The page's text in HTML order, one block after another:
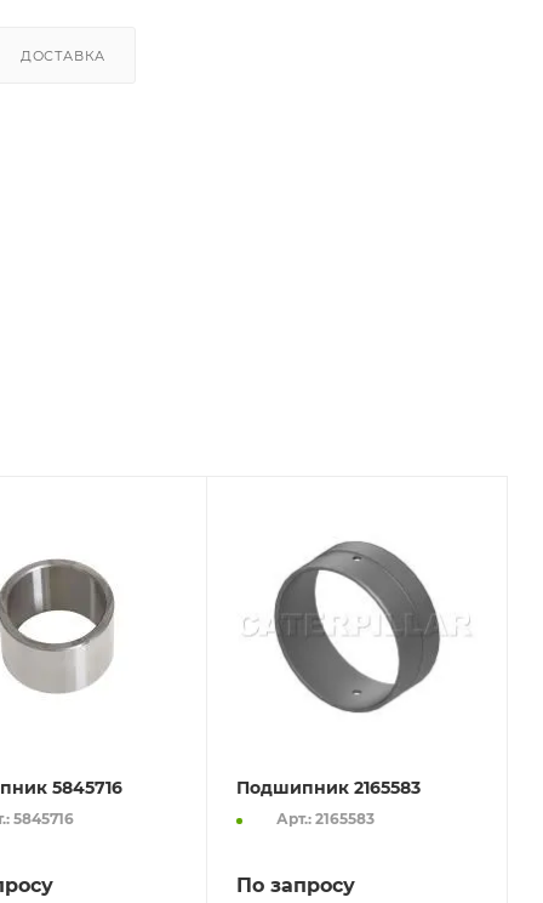
ДОСТАВКА
5845716
5845716
Подшипник 2165583
Арт.: 2165583
По запросу